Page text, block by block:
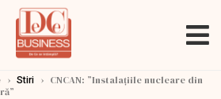
› Stiri › CNCAN: ”Instalaţiile nucleare din